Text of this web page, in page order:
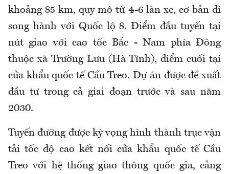
khoảng 85 km, quy mô từ 4-6 làn xe, cơ bản đi
song hành với Quốc lộ 8. Điểm đầu tuyến tại
nút giao với cao tốc Bắc - Nam phía Đông
thuộc xã Trường Lưu (Hà Tĩnh), điểm cuối tại
cửa khẩu quốc tế Cầu Treo. Dự án được đề xuất
đầu tư trong cả giai đoạn trước và sau năm
2030.
Tuyến đường được kỳ vọng hình thành trục vận
tải tốc độ cao kết nối cửa khẩu quốc tế Cầu
Treo với hệ thống giao thông quốc gia, cảng